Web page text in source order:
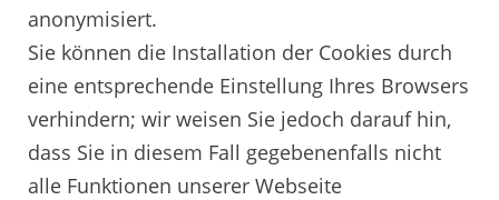
anonymisiert.
Sie können die Installation der Cookies durch
eine entsprechende Einstellung Ihres Browsers
verhindern; wir weisen Sie jedoch darauf hin,
dass Sie in diesem Fall gegebenenfalls nicht
alle Funktionen unserer Webseite